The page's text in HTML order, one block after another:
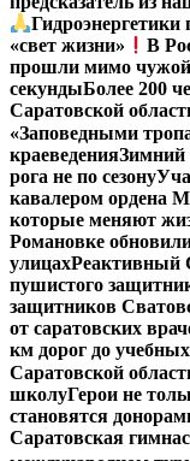
«свет жизни»
В
прошли мимо чужой
секундыБолее 200
Саратовской
«Заповедными
краеведенияЗимний
рога не по сезону
кавалером ордена
которые меняют
Романовке
улицахРеактивный
пушистого
защитников
от саратовских
км дорог до
Саратовской
школуГерои не
становятся
Саратовская